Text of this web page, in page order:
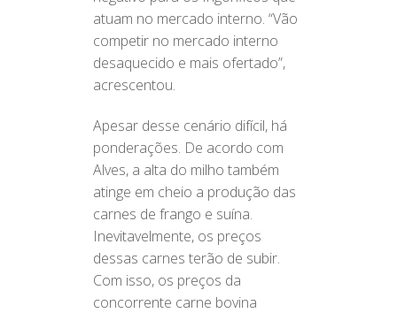
atuam no mercado interno. “Vão
competir no mercado interno
desaquecido e mais ofertado”,
acrescentou.
Apesar desse cenário difícil, há
ponderações. De acordo com
Alves, a alta do milho também
atinge em cheio a produção das
carnes de frango e suína.
Inevitavelmente, os preços
dessas carnes terão de subir.
Com isso, os preços da
concorrente carne bovina